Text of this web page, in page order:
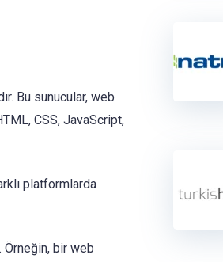
Bu sunucular, web
CSS, JavaScript,
platformlarda
bir web